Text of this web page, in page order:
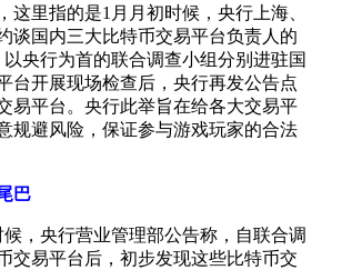
里指的是1月月初时候，央行上海、
谈国内三大比特币交易平台负责人的
央行为首的联合调查小组分别进驻国
台开展现场检查后，央行再发公告点
易平台。央行此举旨在给各大交易平
规避风险，保证参与游戏玩家的合法
巴
央行营业管理部公告称，自联合调
交易平台后，初步发现这些比特币交